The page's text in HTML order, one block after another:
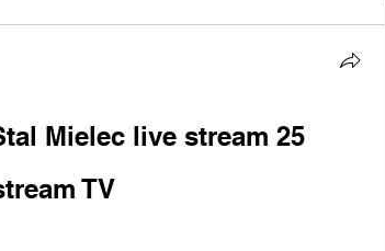
Mielec live stream 25
TV